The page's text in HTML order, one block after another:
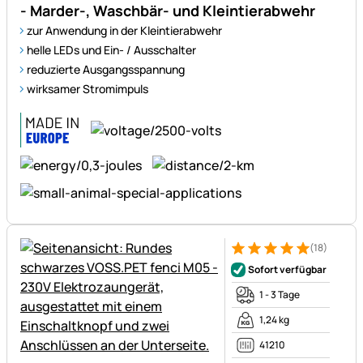
- Marder-, Waschbär- und Kleintierabwehr
zur Anwendung in der Kleintierabwehr
helle LEDs und Ein- / Ausschalter
reduzierte Ausgangsspannung
wirksamer Stromimpuls
Bewertung: 5 von 5 (18
18 Bewertungen (18)
Sofort verfügbar
1 - 3 Tage
1,24 kg
41210